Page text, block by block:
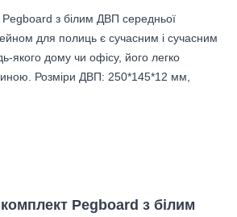
Pegboard з білим ДВП середньої
для полиць є сучасним і сучасним
якого дому чи офісу, його легко
Розміри ДВП: 250*145*12 мм,
Pegboard з білим